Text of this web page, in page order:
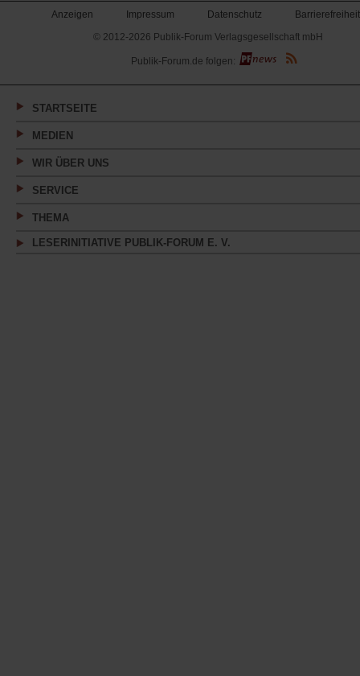
Anzeigen Impressum Datenschutz
Barrierefreiheit
© 2012-2026 Publik-Forum Verlagsgesellschaft mbH
(Öffnet
in
neuen
Publik-Forum.de folgen:
STARTSEITE
MEDIEN
WIR ÜBER UNS
SERVICE
THEMA
LESERINITIATIVE PUBLIK-FORUM E. V.